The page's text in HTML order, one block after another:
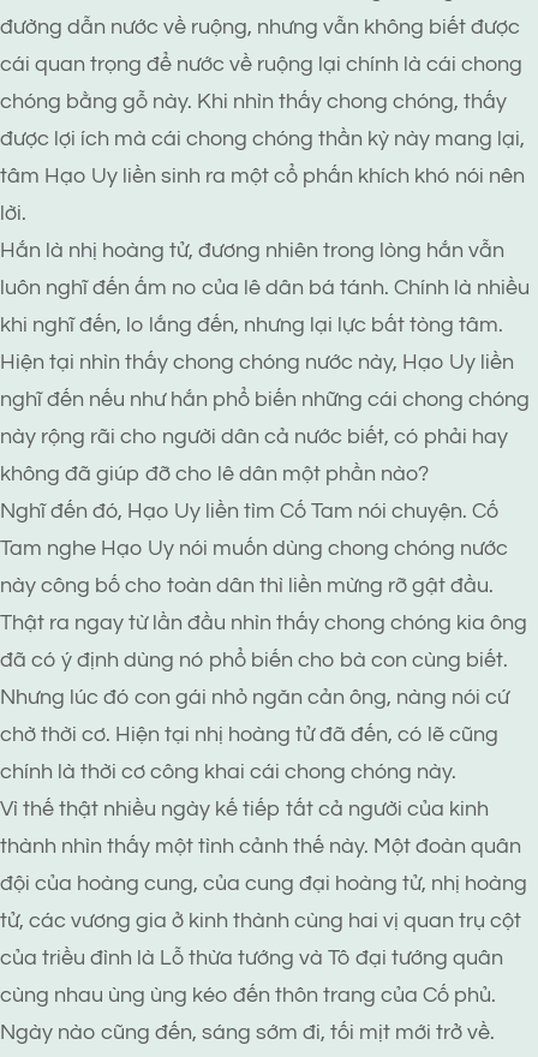
đường dẫn nước về ruộng, nhưng vẫn không biết được
cái quan trọng để nước về ruộng lại chính là cái chong
chóng bằng gỗ này. Khi nhìn thấy chong chóng, thấy
được lợi ích mà cái chong chóng thần kỳ này mang lại,
tâm Hạo Uy liền sinh ra một cổ phấn khích khó nói nên
lời.
Hắn là nhị hoàng tử, đương nhiên trong lòng hắn vẫn
luôn nghĩ đến ấm no của lê dân bá tánh. Chính là nhiều
khi nghĩ đến, lo lắng đến, nhưng lại lực bất tòng tâm.
Hiện tại nhìn thấy chong chóng nước này, Hạo Uy liền
nghĩ đến nếu như hắn phổ biến những cái chong chóng
này rộng rãi cho người dân cả nước biết, có phải hay
không đã giúp đỡ cho lê dân một phần nào?
Nghĩ đến đó, Hạo Uy liền tìm Cố Tam nói chuyện. Cố
Tam nghe Hạo Uy nói muốn dùng chong chóng nước
này công bố cho toàn dân thì liền mừng rỡ gật đầu.
Thật ra ngay từ lần đầu nhìn thấy chong chóng kia ông
đã có ý định dùng nó phổ biến cho bà con cùng biết.
Nhưng lúc đó con gái nhỏ ngăn cản ông, nàng nói cứ
chờ thời cơ. Hiện tại nhị hoàng tử đã đến, có lẽ cũng
chính là thời cơ công khai cái chong chóng này.
Vì thế thật nhiều ngày kế tiếp tất cả người của kinh
thành nhìn thấy một tình cảnh thế này. Một đoàn quân
đội của hoàng cung, của cung đại hoàng tử, nhị hoàng
tử, các vương gia ở kinh thành cùng hai vị quan trụ cột
của triều đình là Lỗ thừa tướng và Tô đại tướng quân
cùng nhau ùng ùng kéo đến thôn trang của Cố phủ.
Ngày nào cũng đến, sáng sớm đi, tối mịt mới trở về.